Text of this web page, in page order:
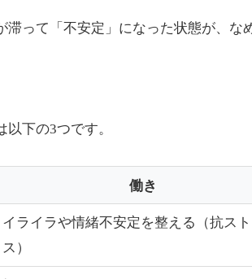
って「不安定」になった状態が、な
下の3つです。
働き
イライラや情緒不安定を整える（抗ス
ス）